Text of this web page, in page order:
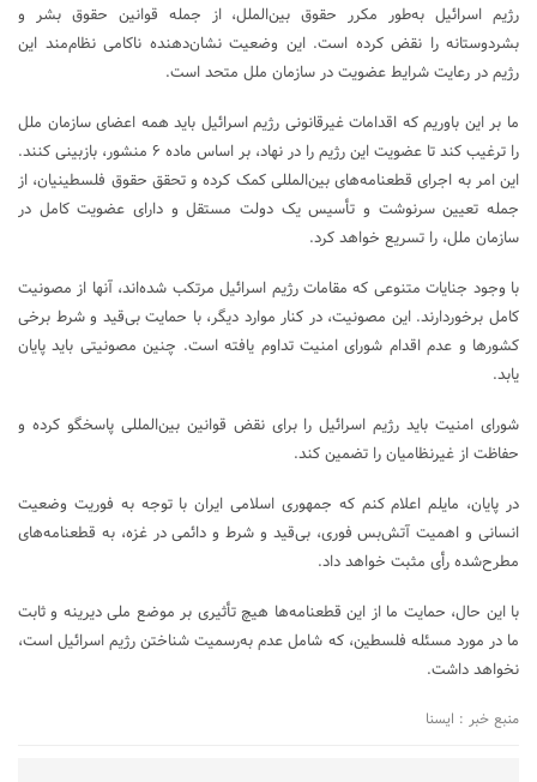
رژیم اسرائیل به‌طور مکرر حقوق بین‌الملل، از جمله قوانین حقوق بشر و
بشردوستانه را نقض کرده است. این وضعیت نشان‌دهنده ناکامی نظام‌مند این
رژیم در رعایت شرایط عضویت در سازمان ملل متحد است.
ما بر این باوریم که اقدامات غیرقانونی رژیم اسرائیل باید همه اعضای سازمان ملل
را ترغیب کند تا عضویت این رژیم را در نهاد، بر اساس ماده ۶ منشور، بازبینی کنند.
این امر به اجرای قطعنامه‌های بین‌المللی کمک کرده و تحقق حقوق فلسطینیان، از
جمله تعیین سرنوشت و تأسیس یک دولت مستقل و دارای عضویت کامل در
سازمان ملل، را تسریع خواهد کرد.
با وجود جنایات متنوعی که مقامات رژیم اسرائیل مرتکب شده‌اند، آنها از مصونیت
کامل برخوردارند. این مصونیت، در کنار موارد دیگر، با حمایت بی‌قید و شرط برخی
کشورها و عدم اقدام شورای امنیت تداوم یافته است. چنین مصونیتی باید پایان
یابد.
شورای امنیت باید رژیم اسرائیل را برای نقض قوانین بین‌المللی پاسخگو کرده و
حفاظت از غیرنظامیان را تضمین کند.
در پایان، مایلم اعلام کنم که جمهوری اسلامی ایران با توجه به فوریت وضعیت
انسانی و اهمیت آتش‌بس فوری، بی‌قید و شرط و دائمی در غزه، به قطعنامه‌های
مطرح‌شده رأی مثبت خواهد داد.
با این حال، حمایت ما از این قطعنامه‌ها هیچ تأثیری بر موضع ملی دیرینه و ثابت
ما در مورد مسئله فلسطین، که شامل عدم به‌رسمیت شناختن رژیم اسرائیل است،
نخواهد داشت.
منبع خبر : ایسنا